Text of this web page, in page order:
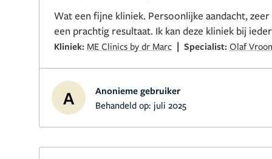
Wat een fijne kliniek. Persoonlijke aandacht,
een prachtig resultaat. Ik kan deze kliniek bij
Kliniek: ME Clinics by dr Marc | Specialist: Olaf
A
Anonieme gebruiker
Behandeld op: juli 2025